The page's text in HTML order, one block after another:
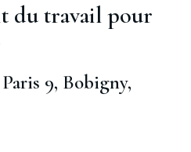
du travail pour
9, Bobigny,